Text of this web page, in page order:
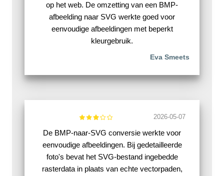
op het web. De omzetting van een BMP-
afbeelding naar SVG werkte goed voor
eenvoudige afbeeldingen met beperkt
kleurgebruik.
Eva Smeets
2026-05-07
De BMP-naar-SVG conversie werkte voor
eenvoudige afbeeldingen. Bij gedetailleerde
foto's bevat het SVG-bestand ingebedde
rasterdata in plaats van echte vectorpaden,